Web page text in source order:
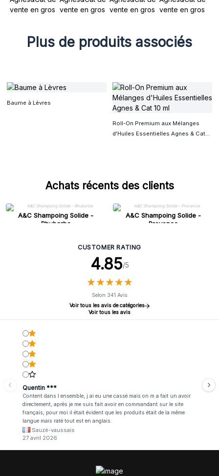
Plus de produits associés
Baume à Lèvres
Roll-On Premium aux Mélanges
d'Huiles Essentielles Agnes & Cat
Achats récents des clients
A&C Shampoing Solide -
Rhubarbe
A&C Shampoing Solide -
Provence
CUSTOMER RATING
4.85/5
★★★★★
★★★★★
Selon 341 Avis
Voir tous les avis de catégories
Voir tous les avis
Quentin ***
Content dans l ensemble, j ai eu une cassé mais on m a fait un avoir
directement, après je me suis fait avoir en commandant sur le site
français, pour moi il était évident que les produits était de la même
langue mais raté tout est en anglais.
Sauzé-vaussais
27 avril 2026